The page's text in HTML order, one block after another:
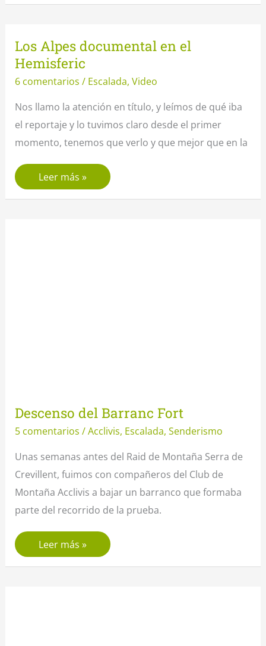
Elena
Los Alpes documental en el
Hemisferic
6 comentarios / Escalada,Video
Nos llamo la atención en título, y leímos de qué iba
el reportaje y lo tuvimos claro desde el primer
momento, tenemos que verlo y que mejor que en la
Los
Alpes
Leer más »
Descenso del Barranc Fort
5 comentarios /Acclivis, Escalada,Senderismo
Unas semanas antes del Raid de Montaña Serra de
Crevillent, fuimos con compañeros del Club de
Montaña Acclivis a bajar un barranco que formaba
parte del recorrido de la prueba.
Descenso
del
Leer más »